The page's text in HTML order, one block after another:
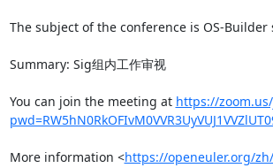
The subject of the conference is OS-Builder
Summary: Sig组内工作审视
You can join the meeting at https://
More information <https://openeuler.org/